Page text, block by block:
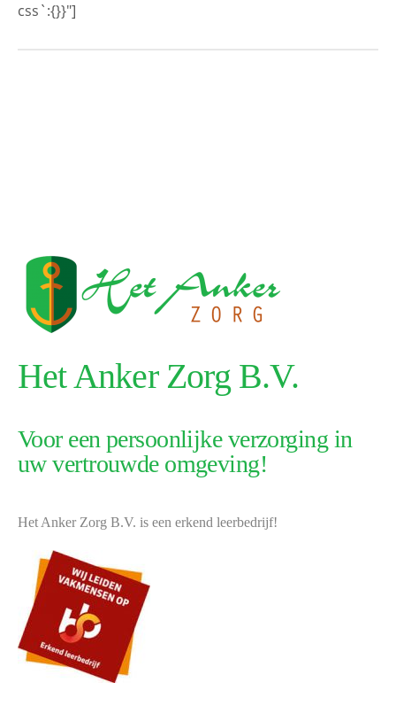
css`:{}}"]
Het Anker Zorg B.V.
Voor een persoonlijke verzorging in
uw vertrouwde omgeving!
Het Anker Zorg B.V. is een erkend leerbedrijf!